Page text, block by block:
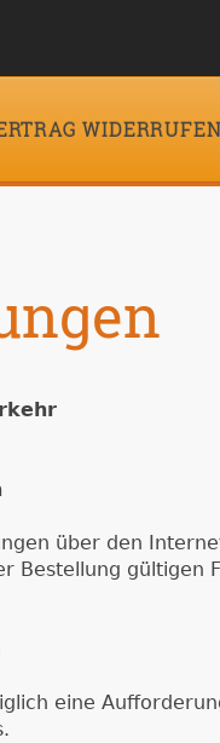
WIDERRUFEN
über den
Bestellung gültigen
eine